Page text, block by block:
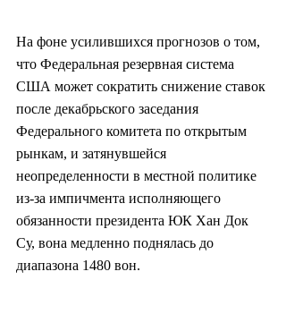
На фоне усилившихся прогнозов о том,
что Федеральная резервная система
США может сократить снижение ставок
после декабрьского заседания
Федерального комитета по открытым
рынкам, и затянувшейся
неопределенности в местной политике
из-за импичмента исполняющего
обязанности президента ЮК Хан Док
Су, вона медленно поднялась до
диапазона 1480 вон.